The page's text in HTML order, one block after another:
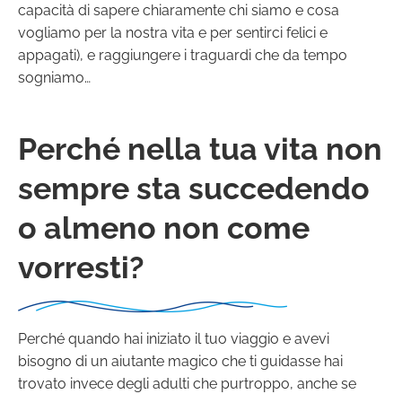
capacità di sapere chiaramente chi siamo e cosa
vogliamo per la nostra vita e per sentirci felici e
appagati), e raggiungere i traguardi che da tempo
sogniamo…
Perché nella tua vita non
sempre sta succedendo
o almeno non come
vorresti?
Perché quando hai iniziato il tuo viaggio e avevi
bisogno di un aiutante magico che ti guidasse hai
trovato invece degli adulti che purtroppo, anche se